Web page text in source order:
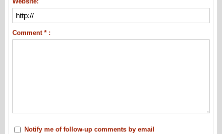
Comment * :
Notify me of follow-up comments by email